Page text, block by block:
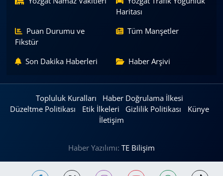
Haritası
Puan Durumu ve
Fikstür
Tüm Manşetler
Son Dakika Haberleri Haber Arşivi
Topluluk Kuralları
Haber Doğrulama İlkesi
Düzeltme Politikası
Etik İlkeleri Gizlilik Politikası
Künye
İletişim
Haber Yazılımı: TE Bilişim